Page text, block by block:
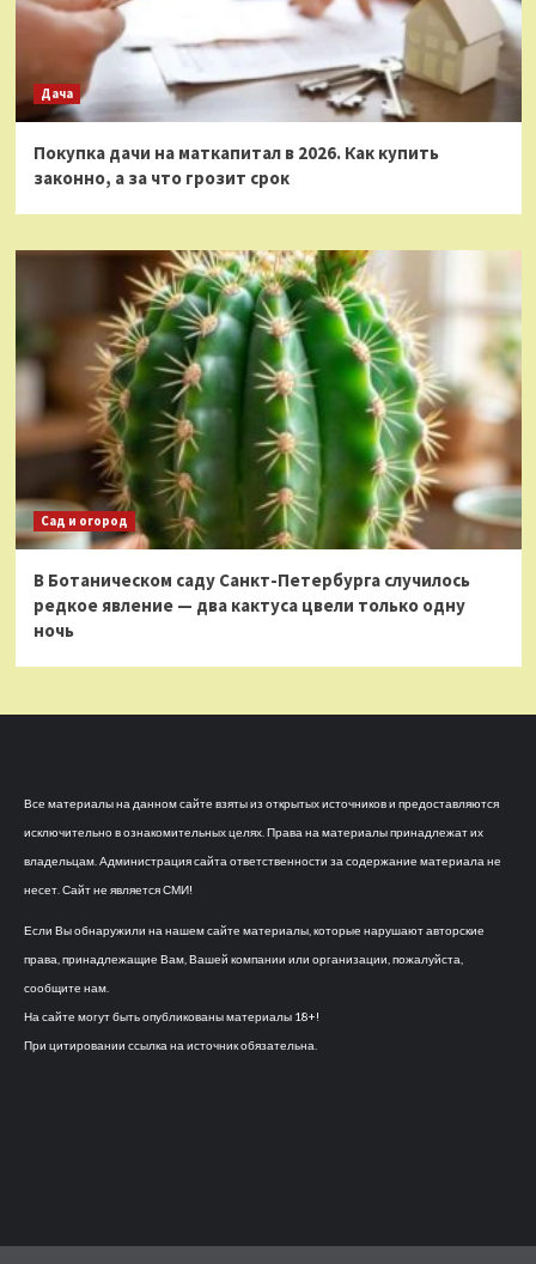
Дача
Покупка дачи на маткапитал в 2026. Как купить
законно, а за что грозит срок
Сад и огород
В Ботаническом саду Санкт-Петербурга случилось
редкое явление — два кактуса цвели только одну
ночь
Все материалы на данном сайте взяты из открытых источников и предоставляются
исключительно в ознакомительных целях. Права на материалы принадлежат их
владельцам. Администрация сайта ответственности за содержание материала не
несет. Сайт не является СМИ!
Если Вы обнаружили на нашем сайте материалы, которые нарушают авторские
права, принадлежащие Вам, Вашей компании или организации, пожалуйста,
сообщите нам.
На сайте могут быть опубликованы материалы 18+!
При цитировании ссылка на источник обязательна.